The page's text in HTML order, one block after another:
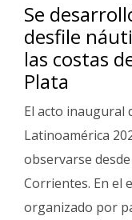
Se
desfile
las costas
Plata
El acto inaugural
Latinoamérica
observarse
Corrientes. En el
organizado por